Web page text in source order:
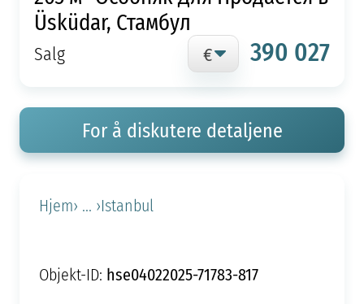
Üsküdar, Стамбул
Salg 390 027
For å diskutere detaljene
Hjem› ... ›Istanbul
Objekt-ID: hse04022025-71783-817